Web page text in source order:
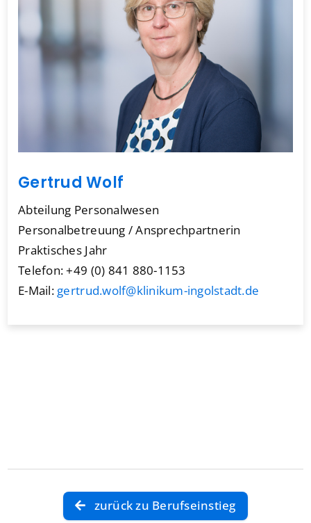
Gertrud Wolf
Abteilung Personalwesen
Personalbetreuung / Ansprechpartnerin
Praktisches Jahr
Telefon: +49 (0) 841 880-1153
E-Mail: gertrud.wolf@klinikum-ingolstadt.de
zurück zu Berufseinstieg